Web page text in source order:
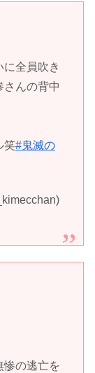
に全員吹き
さんの背中
笑#鬼滅の
惨の逃亡を